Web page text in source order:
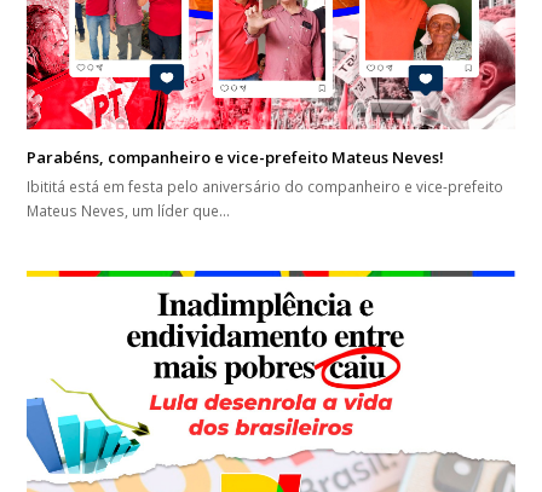
Parabéns, companheiro e vice-prefeito Mateus Neves!
Ibititá está em festa pelo aniversário do companheiro e vice-prefeito
Mateus Neves, um líder que…